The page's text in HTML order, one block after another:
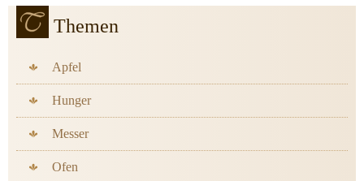
Themen
Apfel
Hunger
Messer
Ofen